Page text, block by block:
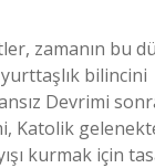
zamanın bu
bilincini
Devrimi
Katolik
kurmak için